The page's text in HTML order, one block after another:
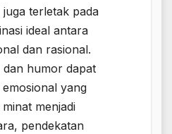
terletak pada
ideal antara
dan rasional.
dan humor dapat
yang
menjadi
pendekatan